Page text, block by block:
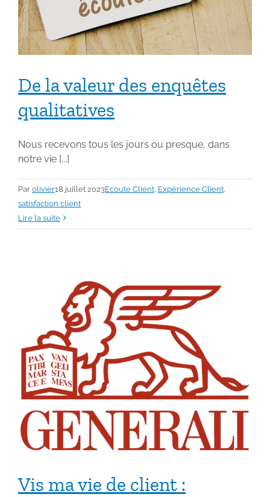
De la valeur des enquêtes
qualitatives
Nous recevons tous les jours ou presque, dans
notre vie [...]
Par olivier18 juillet 2023Ecoute Client Expérience Client
satisfaction client
Lire la suite
Vis ma vie de client :